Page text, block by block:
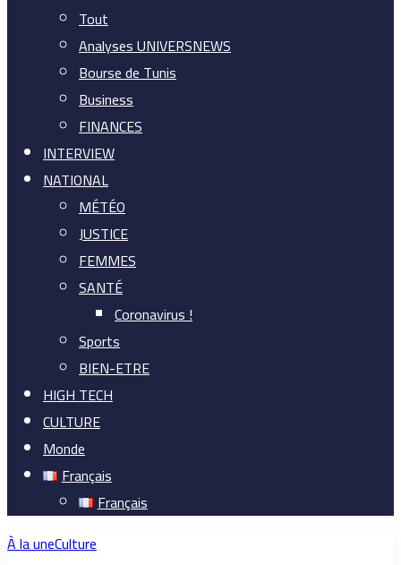
Tout
Analyses UNIVERSNEWS
Bourse de Tunis
Business
FINANCES
INTERVIEW
NATIONAL
MÉTÉO
JUSTICE
FEMMES
SANTÉ
Coronavirus !
Sports
BIEN-ETRE
HIGH TECH
CULTURE
Monde
Français
Français
À la uneCulture